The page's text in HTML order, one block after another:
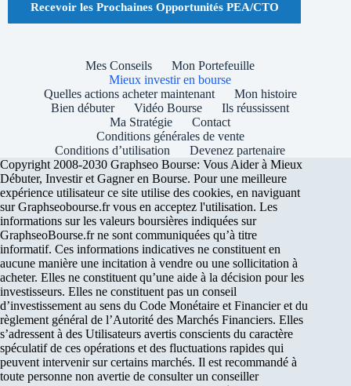
Recevoir les Prochaines Opportunités PEA/CTO
Mes Conseils
Mon Portefeuille
Mieux investir en bourse
Quelles actions acheter maintenant
Mon histoire
Bien débuter
Vidéo Bourse
Ils réussissent
Ma Stratégie
Contact
Conditions générales de vente
Conditions d’utilisation
Devenez partenaire
Copyright 2008-2030 Graphseo Bourse: Vous Aider à Mieux
Débuter, Investir et Gagner en Bourse. Pour une meilleure
expérience utilisateur ce site utilise des cookies, en naviguant
sur Graphseobourse.fr vous en acceptez l'utilisation. Les
informations sur les valeurs boursières indiquées sur
GraphseoBourse.fr ne sont communiquées qu’à titre
informatif. Ces informations indicatives ne constituent en
aucune manière une incitation à vendre ou une sollicitation à
acheter. Elles ne constituent qu’une aide à la décision pour les
investisseurs. Elles ne constituent pas un conseil
d’investissement au sens du Code Monétaire et Financier et du
règlement général de l’Autorité des Marchés Financiers. Elles
s’adressent à des Utilisateurs avertis conscients du caractère
spéculatif de ces opérations et des fluctuations rapides qui
peuvent intervenir sur certains marchés. Il est recommandé à
toute personne non avertie de consulter un conseiller